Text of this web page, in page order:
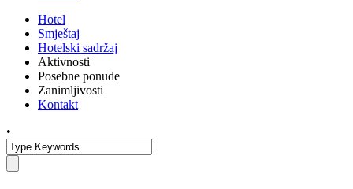
Hotel
Smještaj
Hotelski sadržaj
Aktivnosti
Posebne ponude
Zanimljivosti
Kontakt
•